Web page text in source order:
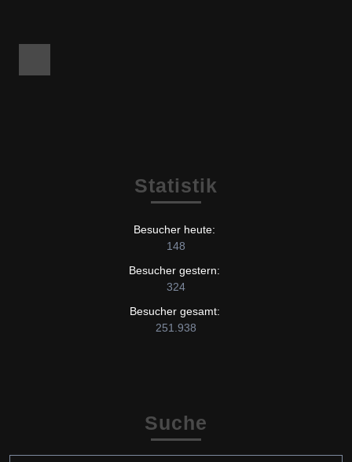
Statistik
Besucher heute:
148
Besucher gestern:
324
Besucher gesamt:
251.938
Suche